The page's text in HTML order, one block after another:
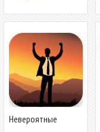
Невероятные